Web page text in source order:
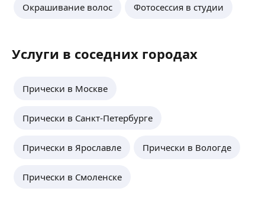
Окрашивание волос Фотосессия в студии
Услуги в соседних городах
Прически в Москве
Прически в Санкт-Петербурге
Прически в Ярославле Прически в Вологде
Прически в Смоленске